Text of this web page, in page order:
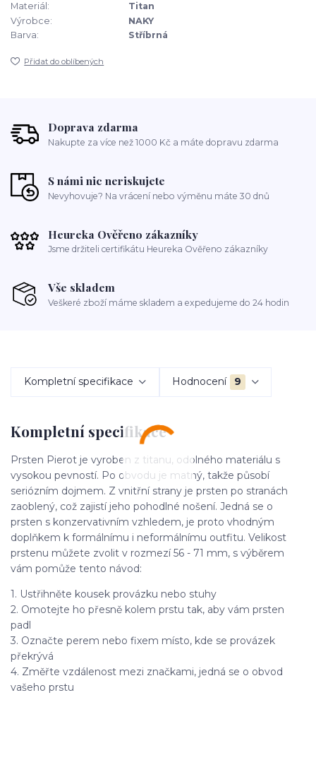
Materiál:
Titan
Výrobce:
NAKY
Barva:
Stříbrná
Přidat do oblíbených
Doprava zdarma
Nakupte za více než 1000 Kč a máte dopravu zdarma
S námi nic neriskujete
Nevyhovuje? Na vrácení nebo výměnu máte 30 dnů
Heureka Ověřeno zákazníky
Jsme držiteli certifikátu Heureka Ověřeno zákazníky
Vše skladem
Veškeré zboží máme skladem a expedujeme do 24 hodin
Kompletní specifikace Hodnocení 9
Kompletní specifikace
Prsten Pierot je vyroben z titanu, odolného materiálu s
vysokou pevností. Po obvodu je matný, takže působí
seriózním dojmem. Z vnitřní strany je prsten po stranách
zaoblený, což zajistí jeho pohodlné nošení. Jedná se o
prsten s konzervativním vzhledem, je proto vhodným
doplňkem k formálnímu i neformálnímu outfitu. Velikost
prstenu můžete zvolit v rozmezí 56 - 71 mm, s výběrem
vám pomůže tento návod:
1. Ustřihněte kousek provázku nebo stuhy
2. Omotejte ho přesně kolem prstu tak, aby vám prsten
padl
3. Označte perem nebo fixem místo, kde se provázek
překrývá
4. Změřte vzdálenost mezi značkami, jedná se o obvod
vašeho prstu